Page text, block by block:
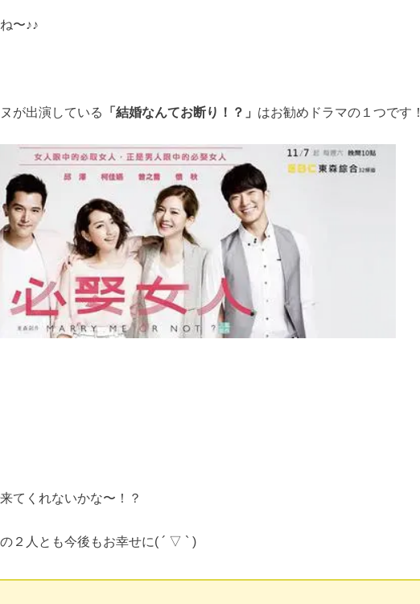
〜♪♪
が出演している 「結婚なんてお断り！？」 はお勧めドラマの１つです！
てくれないかな〜！？
２人とも今後もお幸せに( ´ ▽ ` )